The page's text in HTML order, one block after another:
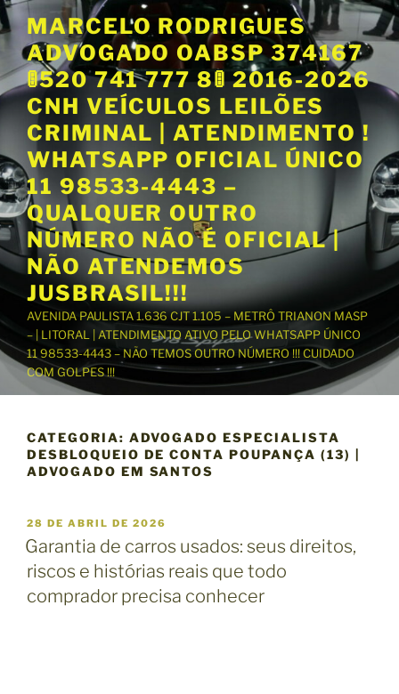
P
u
a
r
r
a
o
c
o
n
t
ú
d
MARCELO RODRIGUES
ADVOGADO OABSP 374167
🚦520 741 777 8🚦 2016-2026
CNH VEÍCULOS LEILÕES
CRIMINAL | ATENDIMENTO !
WHATSAPP OFICIAL ÚNICO
11 98533-4443 –
QUALQUER OUTRO
NÚMERO NÃO É OFICIAL |
NÃO ATENDEMOS
JUSBRASIL!!!
AVENIDA PAULISTA 1.636 CJT 1.105 – METRÔ TRIANON MASP
– | LITORAL | ATENDIMENTO ATIVO PELO WHATSAPP ÚNICO
11 98533-4443 – NÃO TEMOS OUTRO NÚMERO !!! CUIDADO
COM GOLPES !!!
CATEGORIA: ADVOGADO ESPECIALISTA
DESBLOQUEIO DE CONTA POUPANÇA (13) |
ADVOGADO EM SANTOS
P
U
B
L
C
28 DE ABRIL DE 2026
Garantia de carros usados: seus direitos,
riscos e histórias reais que todo
comprador precisa conhecer